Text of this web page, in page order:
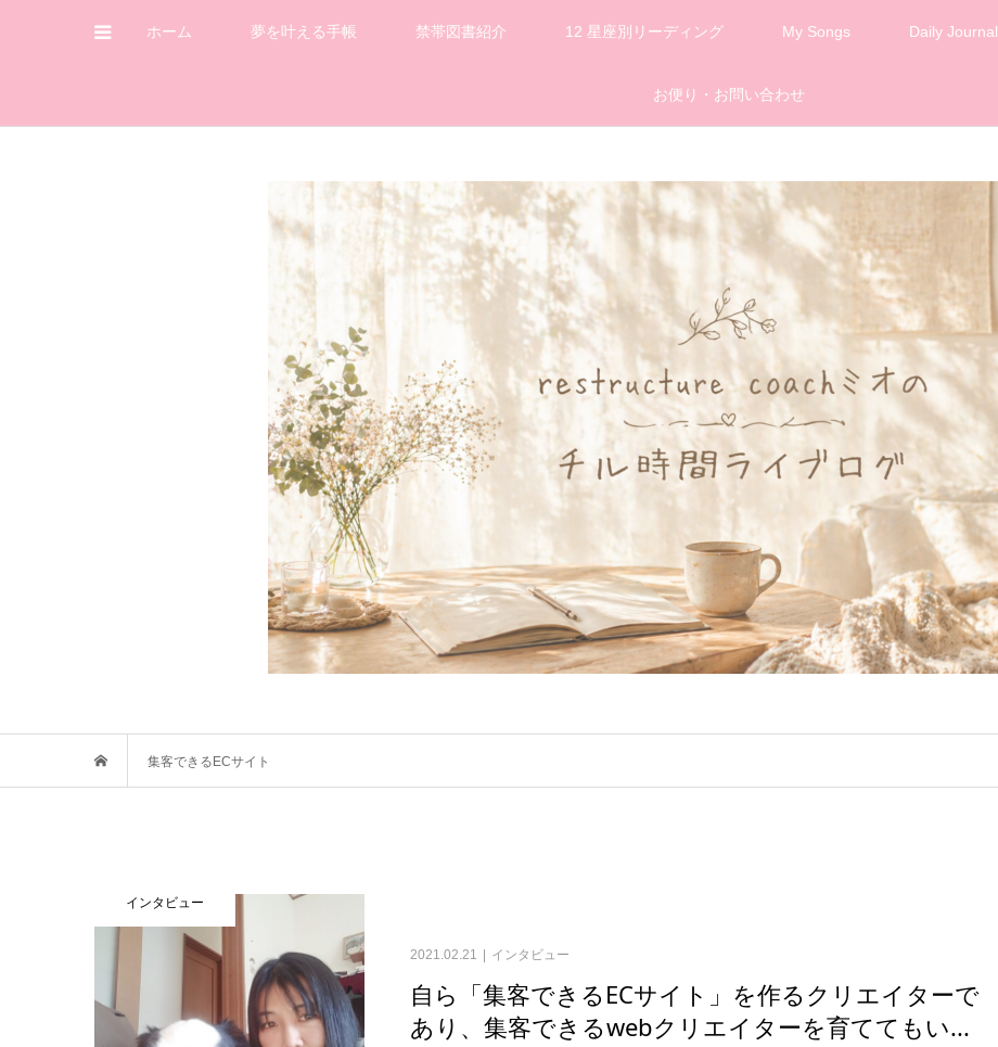
ホーム 夢を叶える手帳 禁帯図書紹介 12 星座別リーディング My Songs Daily Journal
お便り・お問い合わせ
集客できるECサイト
インタビュー
2021.02.21 インタビュー
自ら「集客できるECサイト」を作るクリエイターで
あり、集客できるwebクリエイターを育ててもい...